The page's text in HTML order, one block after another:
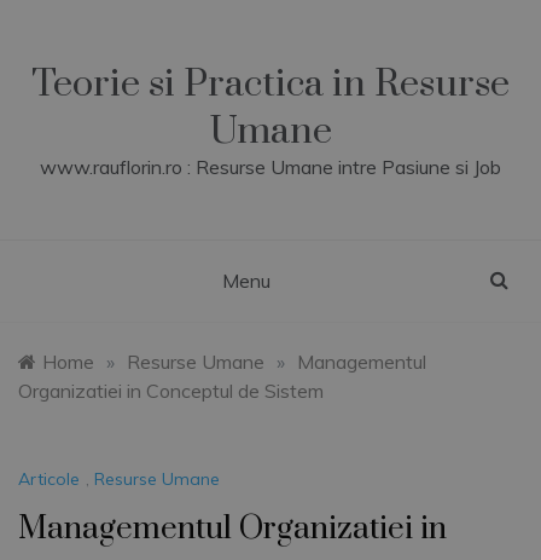
contentTeorie si Practica in Resurse
Umane
www.rauflorin.ro : Resurse Umane intre Pasiune si Job
Menu
Home » Resurse Umane »
Managementul
Organizatiei in Conceptul de Sistem
Articole , Resurse Umane
Managementul Organizatiei in